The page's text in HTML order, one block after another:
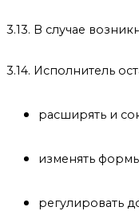
3.13. В случае
3.14. Исполнитель
расширять и
изменять
регулировать